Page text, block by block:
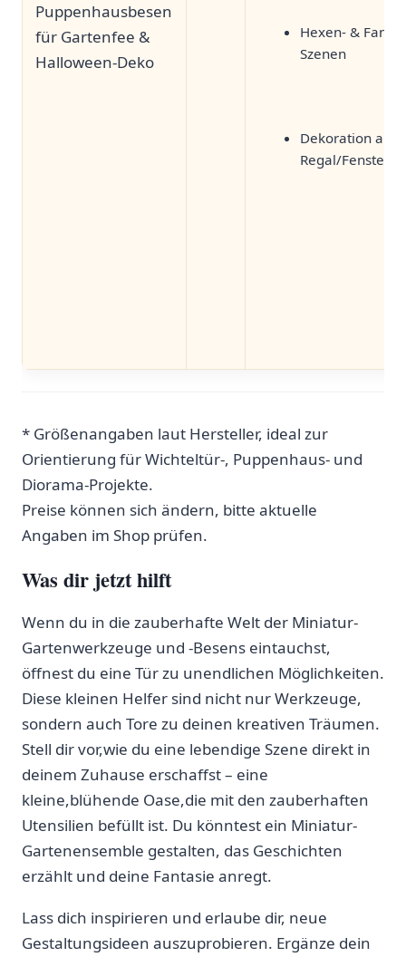
Puppenhausbesen
für ⁤Gartenfee &‍
Halloween-Deko
Hexen- ‍&⁢
Szenen
Dekoration auf
Regal/
* Größenangaben laut Hersteller, ideal zur
Orientierung für Wichteltür-, Puppenhaus-‌ und
Diorama-Projekte.
Preise können sich ‍ändern, bitte aktuelle
Angaben im Shop⁢ prüfen.
Was dir jetzt hilft
Wenn du in die zauberhafte Welt der Miniatur-
Gartenwerkzeuge und -Besens eintauchst,‍
öffnest du eine Tür ⁣zu unendlichen Möglichkeiten.
Diese kleinen‍ Helfer sind nicht nur Werkzeuge,
sondern ⁣auch Tore zu deinen kreativen Träumen.⁣
Stell⁣ dir vor,wie du eine lebendige Szene direkt in
deinem Zuhause erschaffst – ⁣eine
kleine,blühende ‍Oase,die mit den zauberhaften
Utensilien befüllt ist. ‌Du könntest ein Miniatur-
Gartenensemble gestalten, das Geschichten
erzählt und deine Fantasie anregt.
Lass dich inspirieren und erlaube dir,‍ neue
Gestaltungsideen auszuprobieren. Ergänze dein